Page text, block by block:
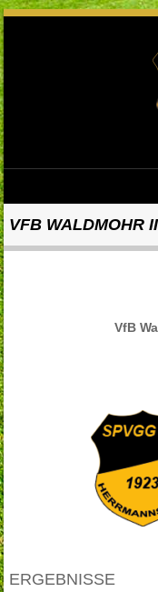
VFB WALDMOHR
VfB
ERGEBNISSE